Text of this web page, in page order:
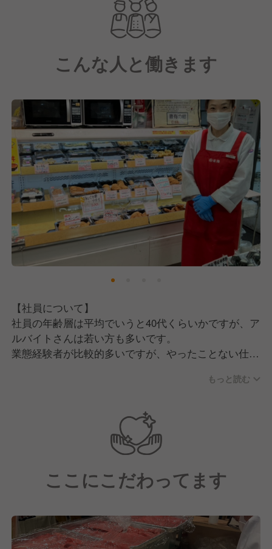
自慢の目利きで厳選した魚介類を含めた生鮮食品、そ
してそれらを自分たちの手で調理・加工していきま
100年以上歴史ある吉池グループですが、今後も多く
こんな人と働きます
【社員について】
社員の年齢層は平均でいうと40代くらいかですが、ア
ルバイトさんは若い方も多いです。
業態経験者が比較的多いですが、やったことない仕事
職場に関してはみんな仲良く過ごしていますが、仕事
になればしっかり働いていますので、メリハリある雰
囲気といえるでしょう！
【どんな人が来てほしい？】
社内では「親切丁寧」「誠心誠意」「創意工夫」を大
そのため、この気持ちを守っていただきながら創造性
豊かな人が来てほしいです！
もっと読む
ここにこだわってます